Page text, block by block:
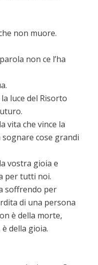
non muore.
non ce l’ha
luce del Risorto
vita che vince la
sognare cose grandi
vostra gioia e
per tutti noi.
soffrendo per
di una persona
è della morte,
della gioia.